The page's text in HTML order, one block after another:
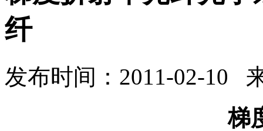
纤
发布时间：2011-02-10
梯度折射率光